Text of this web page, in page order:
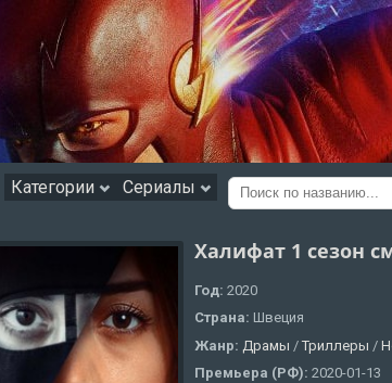
Категории Сериалы
Халифат 1 сезон
Год: 2020
Страна: Швеция
Жанр: Драмы / Триллеры /
Премьера (РФ): 2020-01-13